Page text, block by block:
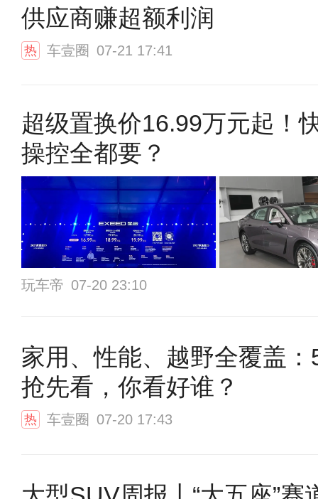
供应商赚超额利润
热 车壹圈 07-21 17:41
超级置换价16.99万元起！
操控全都要？
玩车帝 07-20 23:10
家用、性能、越野全覆盖：
抢先看，你看好谁？
热 车壹圈 07-20 17:43